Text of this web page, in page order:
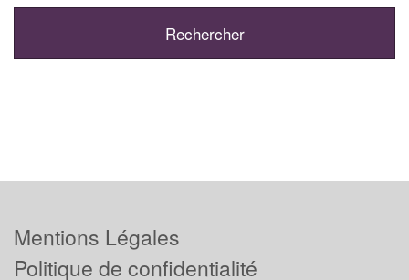
Mentions Légales
Politique de confidentialité